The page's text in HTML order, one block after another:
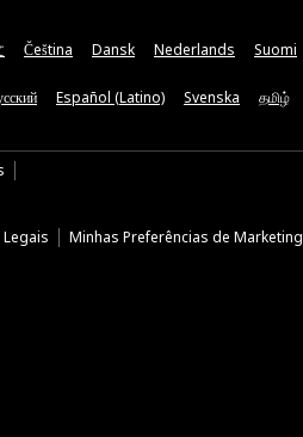
Čeština Dansk Nederlands Suomi
Español (Latino) Svenska தமிழ்
Minhas Preferências de Marketing